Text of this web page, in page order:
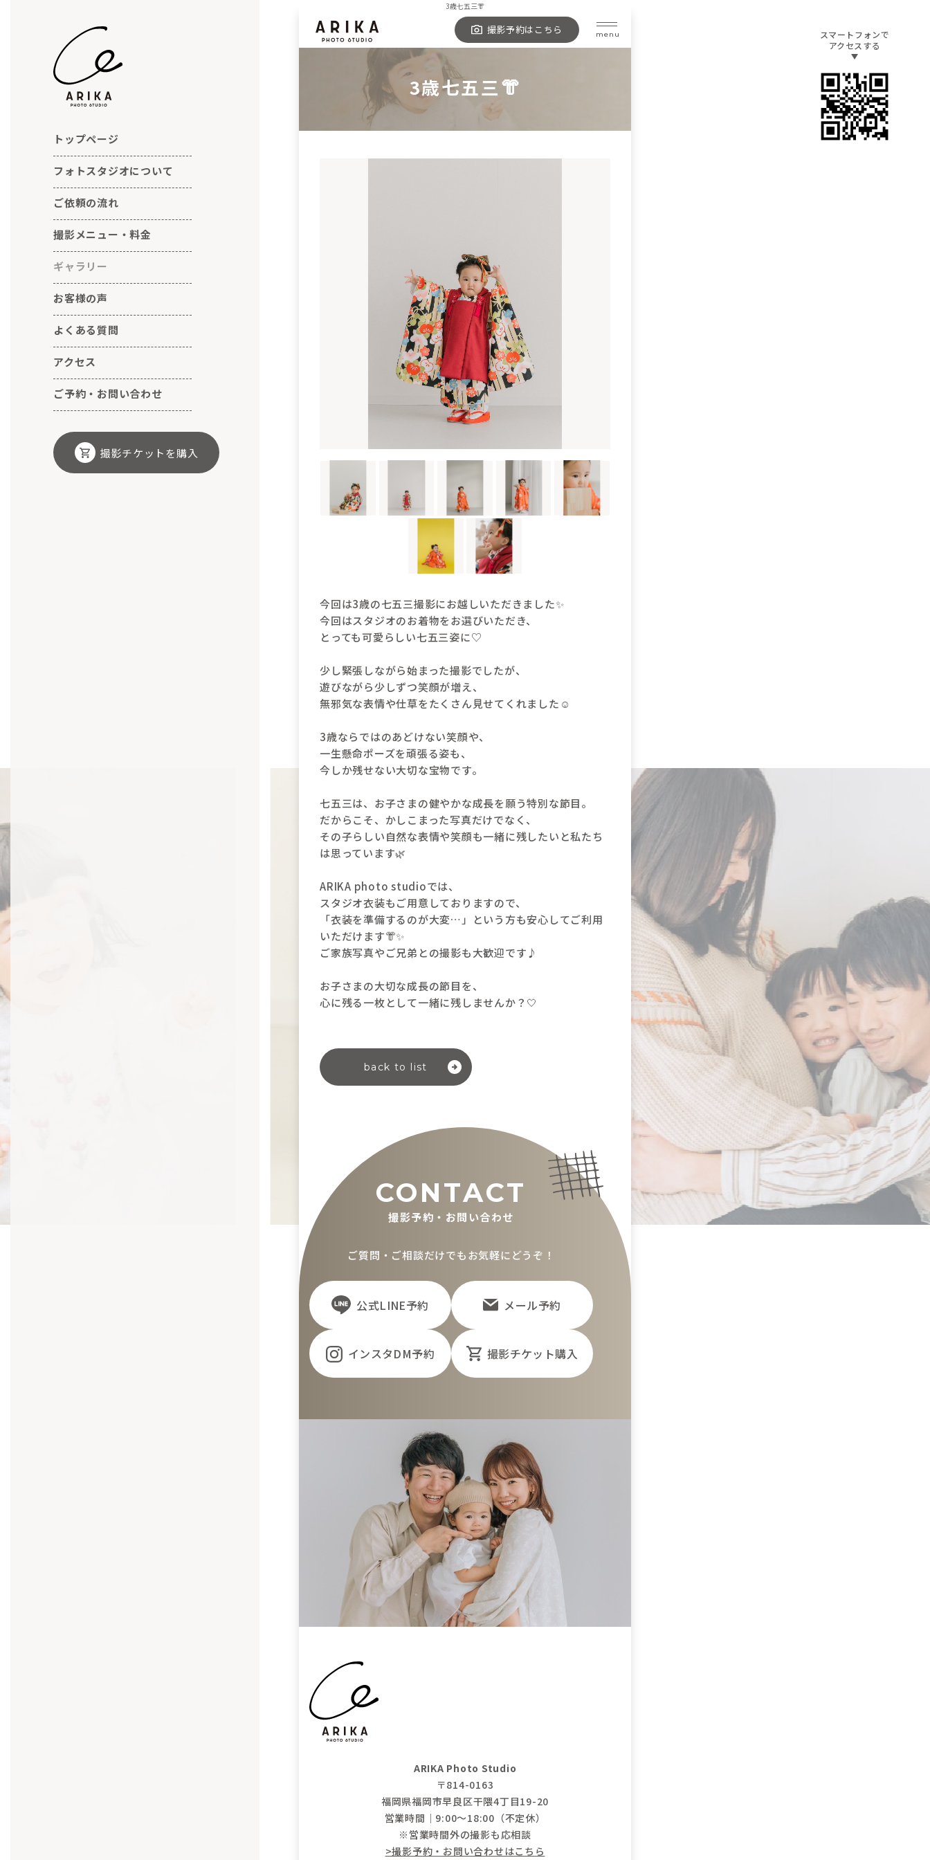
3歳七五三👘
menu
トップページ
フォトスタジオについて
ご依頼の流れ
ご予約・お問い合わせ
撮影チケットを購入
撮影予約はこちら
3歳七五三👘
今回は3歳の七五三撮影にお越しいただきました✨
今回はスタジオのお着物をお選びいただき、
とっても可愛らしい七五三姿に♡
少し緊張しながら始まった撮影でしたが、
遊びながら少しずつ笑顔が増え、
無邪気な表情や仕草をたくさん見せてくれました☺️
3歳ならではのあどけない笑顔や、
一生懸命ポーズを頑張る姿も、
今しか残せない大切な宝物です。
七五三は、お子さまの健やかな成長を願う特別な節目。
だからこそ、かしこまった写真だけでなく、
その子らしい自然な表情や笑顔も一緒に残したいと私たち
は思っています🌿
ARIKA photo studioでは、
スタジオ衣装もご用意しておりますので、
「衣装を準備するのが大変…」という方も安心してご利用
いただけます👘✨
ご家族写真やご兄弟との撮影も大歓迎です♪
お子さまの大切な成長の節目を、
心に残る一枚として一緒に残しませんか？🤍
back to list
CONTACT
撮影予約・お問い合わせ
ご質問・ご相談だけでもお気軽にどうぞ！
公式LINE予約 メール予約
インスタDM予約 撮影チケット購入
ARIKA Photo Studio
〒814-0163
福岡県福岡市早良区干隈4丁目19-20
営業時間｜9:00～18:00（不定休）
※営業時間外の撮影も応相談
>撮影予約・お問い合わせはこちら
トップページ
フォトスタジオについて
ご依頼の流れ
撮影メニュー・料金
ギャラリー
撮影実績集
衣装
お客様の声
よくある質問
アクセス
ご予約・お問い合わせ
撮影チケットを購入
スマートフォンで
アクセスする